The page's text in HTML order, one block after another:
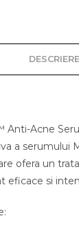
DESCRIERE
Anti-Acne
a serumului
ofera un
eficace si